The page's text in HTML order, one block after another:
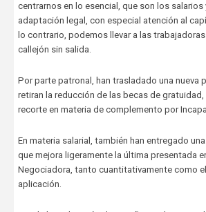
centrarnos en lo esencial, que son los
adaptación legal, con especial atención al
lo contrario, podemos llevar a las
callejón sin salida.
Por parte patronal, han trasladado una nueva
retiran la reducción de las becas de gratuidad,
recorte en materia de complemento por
En materia salarial, también han entregado
que mejora ligeramente la última presentada
Negociadora, tanto cuantitativamente como
aplicación.